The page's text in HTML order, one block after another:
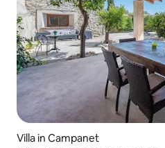
Villa in Campanet